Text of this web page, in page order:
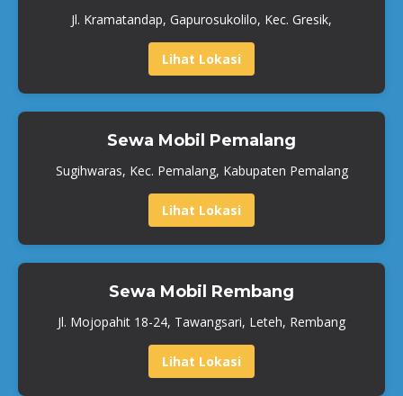
Jl. Kramatandap, Gapurosukolilo, Kec. Gresik,
Lihat Lokasi
Sewa Mobil Pemalang
Sugihwaras, Kec. Pemalang, Kabupaten Pemalang
Lihat Lokasi
Sewa Mobil Rembang
Jl. Mojopahit 18-24, Tawangsari, Leteh, Rembang
Lihat Lokasi